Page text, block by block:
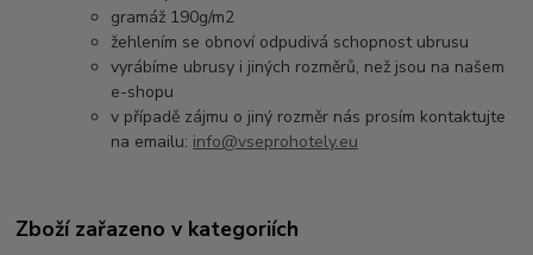
gramáž 190g/m2
žehlením se obnoví odpudivá schopnost ubrusu
vyrábíme ubrusy i jiných rozměrů, než jsou na našem
e-shopu
v případě zájmu o jiný rozměr nás prosím kontaktujte
na emailu: info@vseprohotely.eu
Zboží zařazeno v kategoriích